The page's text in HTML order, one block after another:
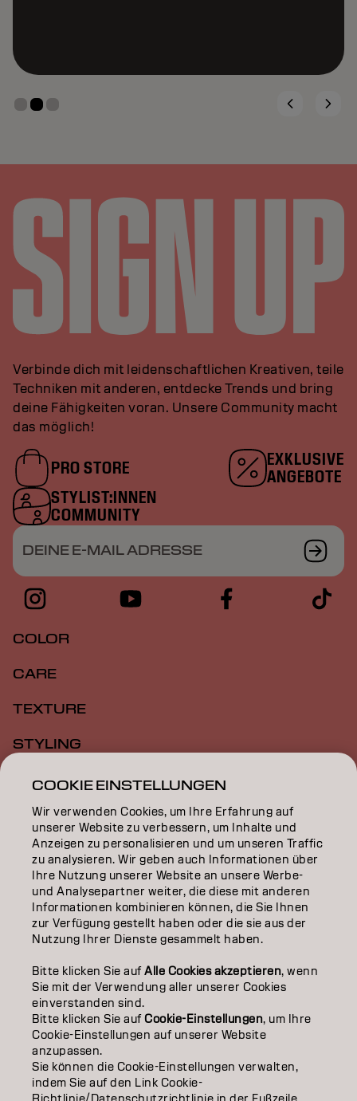
Verbinde dich mit leidenschaftlichen Kreativen, teile
Techniken mit anderen, entdecke Trends und bring
deine Fähigkeiten voran. Unsere Community macht
das möglich!
PRO STORE
EXKLUSIVE
ANGEBOTE
STYLIST:INNEN
COMMUNITY
DEINE E-MAIL ADRESSE
COLOR
CARE
TEXTURE
STYLING
INSPIRATION
EDUCATION
ÜBER
SALON FINDER
PARTNER WERDEN
ImpressumDatenschutzerklärungAGBCookie Policy
NutzungsbedingungenBarrierefreiheitserklärung
DE | German
COOKIE EINSTELLUNGEN
Wir verwenden Cookies, um Ihre Erfahrung auf
unserer Website zu verbessern, um Inhalte und
Anzeigen zu personalisieren und um unseren Traffic
zu analysieren. Wir geben auch Informationen über
Ihre Nutzung unserer Website an unsere Werbe-
und Analysepartner weiter, die diese mit anderen
Informationen kombinieren können, die Sie Ihnen
zur Verfügung gestellt haben oder die sie aus der
Nutzung Ihrer Dienste gesammelt haben.
Bitte klicken Sie aufAlle Cookies akzeptieren, wenn
Sie mit der Verwendung aller unserer Cookies
einverstanden sind.
Bitte klicken Sie aufCookie-Einstellungen, um Ihre
Cookie-Einstellungen auf unserer Website
anzupassen.
Sie können die Cookie-Einstellungen verwalten,
indem Sie auf den Link Cookie-